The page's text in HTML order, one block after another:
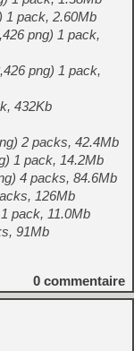
1 pack, 2.60Mb
png) 1 pack,
png) 1 pack,
432Kb
2 packs, 42.4Mb
1 pack, 14.2Mb
4 packs, 84.6Mb
126Mb
pack, 11.0Mb
91Mb
0 commentaire